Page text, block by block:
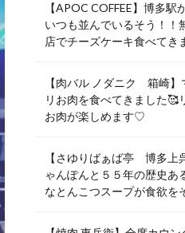
【APOC COFFEE】博多
いつも並んでいるそう！！
店でチーズケーキ食べてき
【肉バル ノダニク 箱崎
リお肉を食べてきました🥰
お肉が楽しめます♡
【さゆりばぁば亭 博多上
ゃんぽんと５５年の歴史あ
なとんこつスープが食欲を